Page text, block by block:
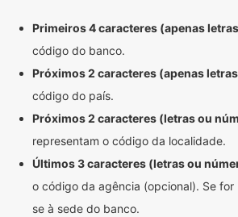
Primeiros 4 caracteres (apenas
código do banco.
Próximos 2 caracteres (apenas
código do país.
Próximos 2 caracteres (letras ou
representam o código da localidade.
Últimos 3 caracteres (letras ou
o código da agência (opcional). Se for
se à sede do banco.